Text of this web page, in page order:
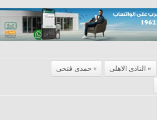
النادى الاهلى
حمدى فتحى